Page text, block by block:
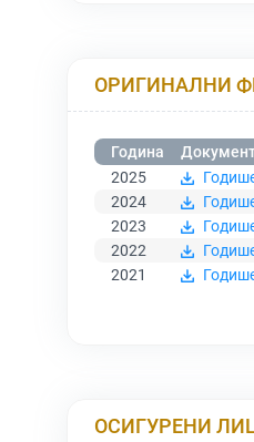
ОРИГИНАЛНИ
Година
2025
2024
2023
2022
2021
ОСИГУРЕНИ